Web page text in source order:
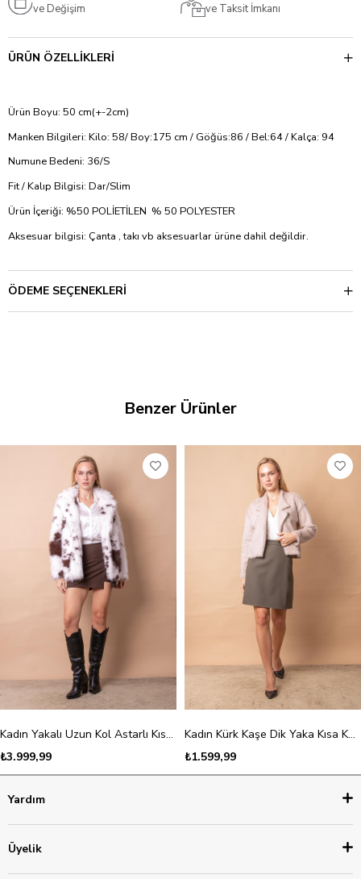
ve Değişim
ve Taksit İmkanı
ÜRÜN ÖZELLIKLERI
Ürün Boyu: 50 cm(+-2cm)
Manken Bilgileri: Kilo: 58/ Boy:175 cm / Göğüs:86 / Bel:64 / Kalça: 94
Numune Bedeni: 36/S
Fit / Kalıp Bilgisi: Dar/Slim
Ürün İçeriği: %50 POLİETİLEN % 50 POLYESTER
Aksesuar bilgisi: Çanta , takı vb aksesuarlar ürüne dahil değildir.
ÖDEME SEÇENEKLERI
Benzer Ürünler
Kadın Yakalı Uzun Kol Astarlı Kısa Kaban-Kahve Dalmaçyalı
₺3.999,99
Kadın Kürk Kaşe Dik Yaka Kısa Kaban-Kum
₺1.599,99
Yardım
Üyelik